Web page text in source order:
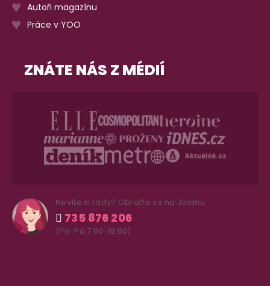
Autoři magazínu
Práce v YOO
ZNÁTE NÁS Z MÉDIÍ
Nevíte si rady? Obraťte se na Jolanu
735 876 206
(Po-Pá 7.00-18.00)